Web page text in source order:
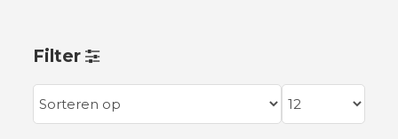
Filter